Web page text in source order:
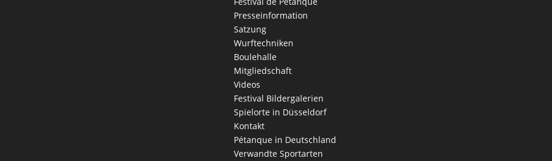
Presseinformation
Satzung
Wurftechniken
Boulehalle
Mitgliedschaft
Videos
Festival Bildergalerien
Spielorte in Düsseldorf
Kontakt
Pétanque in Deutschland
Verwandte Sportarten